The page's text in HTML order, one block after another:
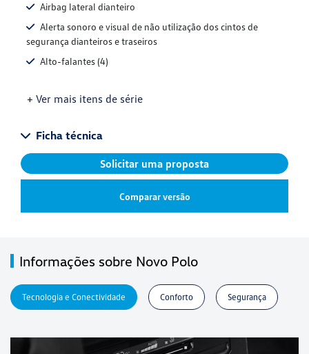
Airbag lateral dianteiro
Alerta sonoro e visual de não utilização dos cintos de
segurança dianteiros e traseiros
Alto-falantes (4)
+ Ver mais itens de série
Ficha técnica
Solicitar uma proposta
Comparar versão
Informações sobre Novo Polo
Tecnologia e Conectividade Conforto Segurança